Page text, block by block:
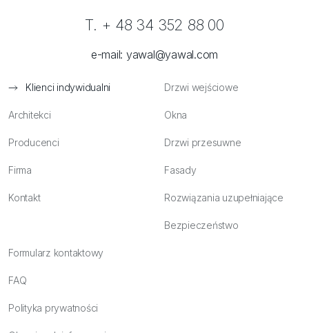
Klienci indywidualni
Architekci
Producenci
Firma
Kontakt
Drzwi wejściowe
Okna
Drzwi przesuwne
Fasady
Rozwiązania uzupełniające
Bezpieczeństwo
Formularz kontaktowy
FAQ
Polityka prywatności
T. + 48 34 352 88 00
e-mail: yawal@yawal.com